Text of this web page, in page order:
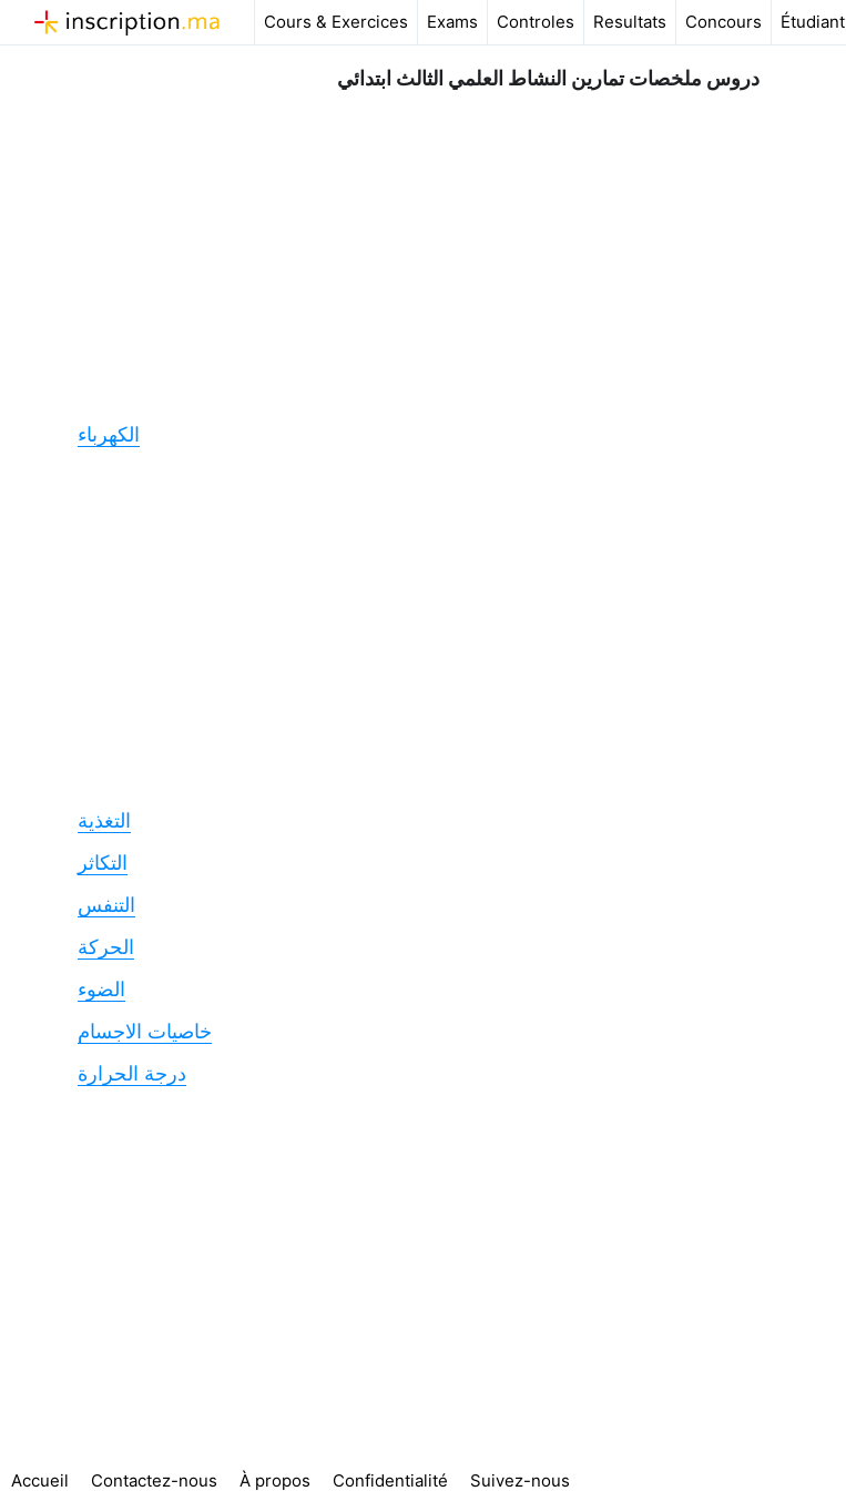
au
Cours & Exercices Exams Controles Resultats Concours Étudiant
دروس ملخصات تمارين النشاط العلمي الثالث ابتدائي
الكهرباء
التغذية
التكاثر
التنفس
الحركة
الضوء
خاصيات الاجسام
درجة الحرارة
Accueil Contactez-nous À propos Confidentialité Suivez-nous